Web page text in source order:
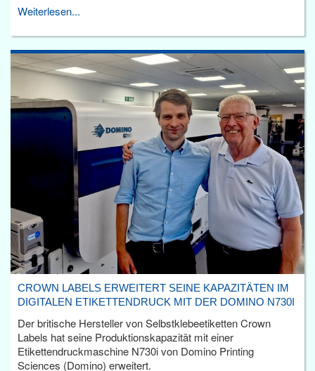
Weiterlesen...
CROWN LABELS ERWEITERT SEINE KAPAZITÄTEN IM
DIGITALEN ETIKETTENDRUCK MIT DER DOMINO N730I
Der britische Hersteller von Selbstklebeetiketten Crown
Labels hat seine Produktionskapazität mit einer
Etikettendruckmaschine N730i von Domino Printing
Sciences (Domino) erweitert.